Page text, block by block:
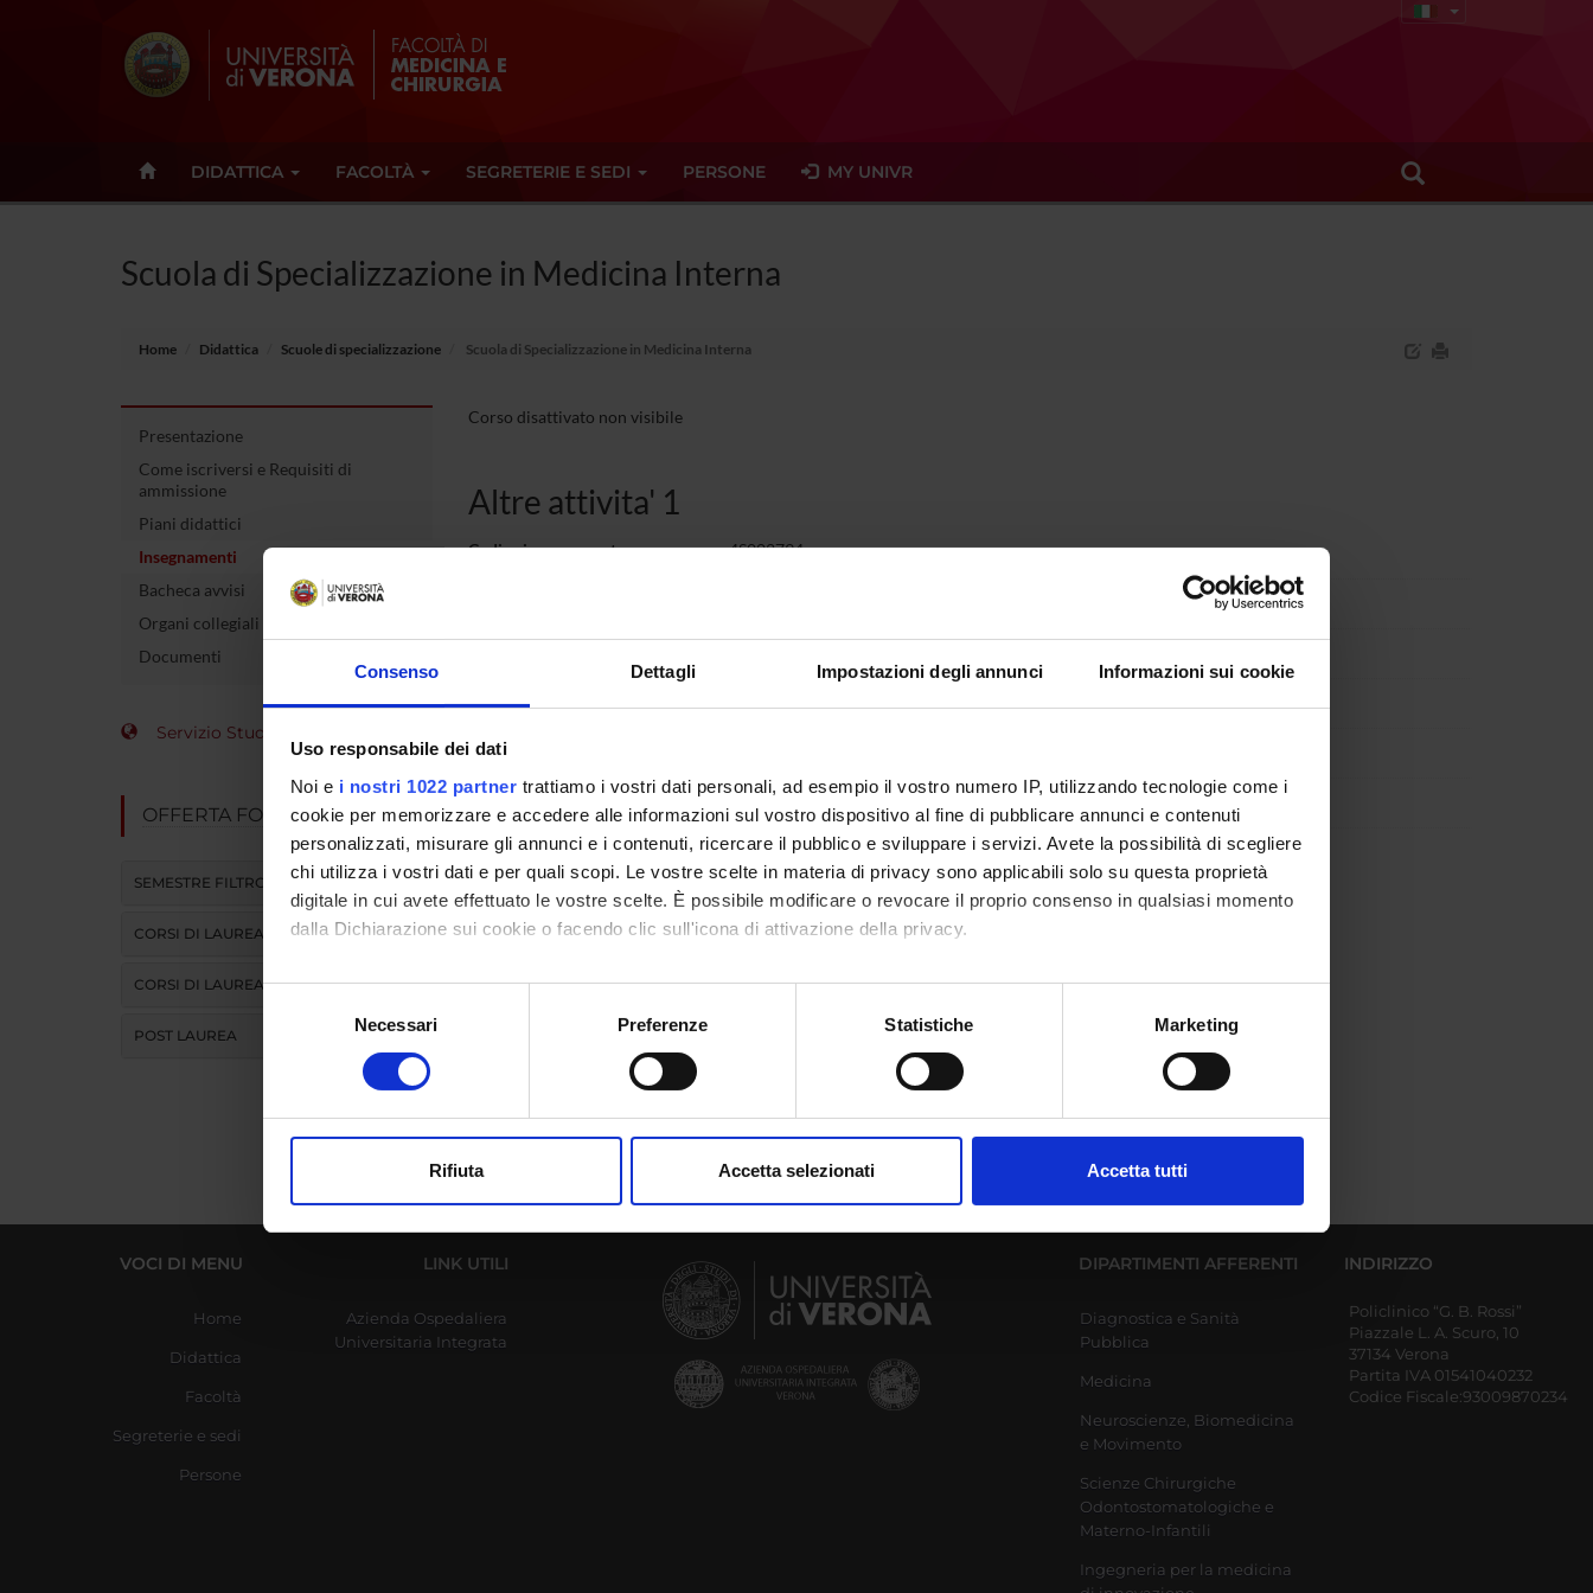
Consenso Dettagli Impostazioni degli annunci Informazioni sui cookie
Uso responsabile dei dati
Noi e i nostri 1022 partner trattiamo i vostri dati personali, ad esempio il vostro numero IP, utilizzando tecnologie come i
cookie per memorizzare e accedere alle informazioni sul vostro dispositivo al fine di pubblicare annunci e contenuti
personalizzati, misurare gli annunci e i contenuti, ricercare il pubblico e sviluppare i servizi. Avete la possibilità di scegliere
chi utilizza i vostri dati e per quali scopi. Le vostre scelte in materia di privacy sono applicabili solo su questa proprietà
digitale in cui avete effettuato le vostre scelte. È possibile modificare o revocare il proprio consenso in qualsiasi momento
dalla Dichiarazione sui cookie o facendo clic sull'icona di attivazione della privacy.
Con il tuo consenso, vorremmo anche:
raccogliere informazioni sulla tua posizione geografica, con un'approssimazione di qualche metro,
digitali).
modificare o ritirare il tuo consenso in qualsiasi momento dalla Dichiarazione sui cookie.
che hanno raccolto dal tuo utilizzo dei loro servizi.
Selezione
Necessari Preferenze Statistiche Marketing
Rifiuta Accetta selezionati Accetta tutti
DIDATTICA FACOLTÀ SEGRETERIE E SEDI PERSONE MY UNIVR
Scuola di Specializzazione in Medicina Interna
Home Didattica Scuole di specializzazione Scuola di Specializzazione in Medicina Interna
Presentazione
Come iscriversi e Requisiti di
ammissione
Piani didattici
Insegnamenti
Bacheca avvisi
Organi collegiali e di governo
Documenti
Servizio Studenti Internazionali
OFFERTA FORMATIVA
SEMESTRE FILTRO
CORSI DI LAUREA
CORSI DI LAUREA MAGISTRALE
POST LAUREA
Corso disattivato non visibile
Altre attivita' 1
Codice insegnamento 4S002794
Lingua di erogazione
Sede VERONA
Periodo non ancora assegnato
VOCI DI MENU
Home
Didattica
Facoltà
Segreterie e sedi
Persone
LINK UTILI
Azienda Ospedaliera
Universitaria Integrata
DIPARTIMENTI AFFERENTI
Diagnostica e Sanità
Pubblica
Medicina
Neuroscienze, Biomedicina
e Movimento
Scienze Chirurgiche
Odontostomatologiche e
Materno-Infantili
Ingegneria per la medicina
INDIRIZZO
Policlinico “G. B. Rossi”
Piazzale L. A. Scuro, 10
37134 Verona
Partita IVA 01541040232
Codice Fiscale:93009870234